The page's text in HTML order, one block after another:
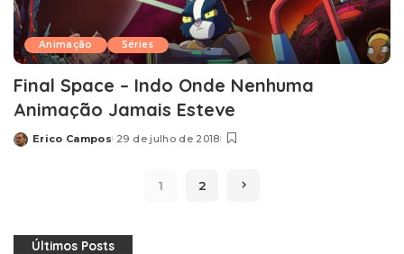
Animação Séries
Final Space – Indo Onde Nenhuma
Animação Jamais Esteve
Posted
Erico Campos 29 de julho de 2018
1 2
Últimos Posts